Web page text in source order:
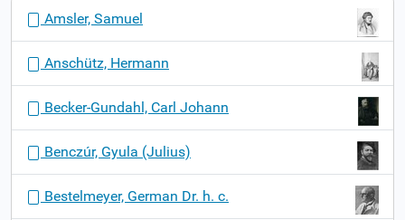
o
Amsler, Samuel
Anschütz, Hermann
Becker-Gundahl, Carl Johann
Benczúr, Gyula (Julius)
Bestelmeyer, German Dr. h. c.